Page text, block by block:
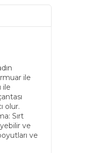
ile
ile
olur.
Sırt
ve
ve